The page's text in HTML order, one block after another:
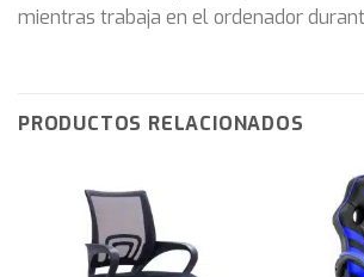
mientras trabaja en el ordenador
PRODUCTOS RELACIONADOS